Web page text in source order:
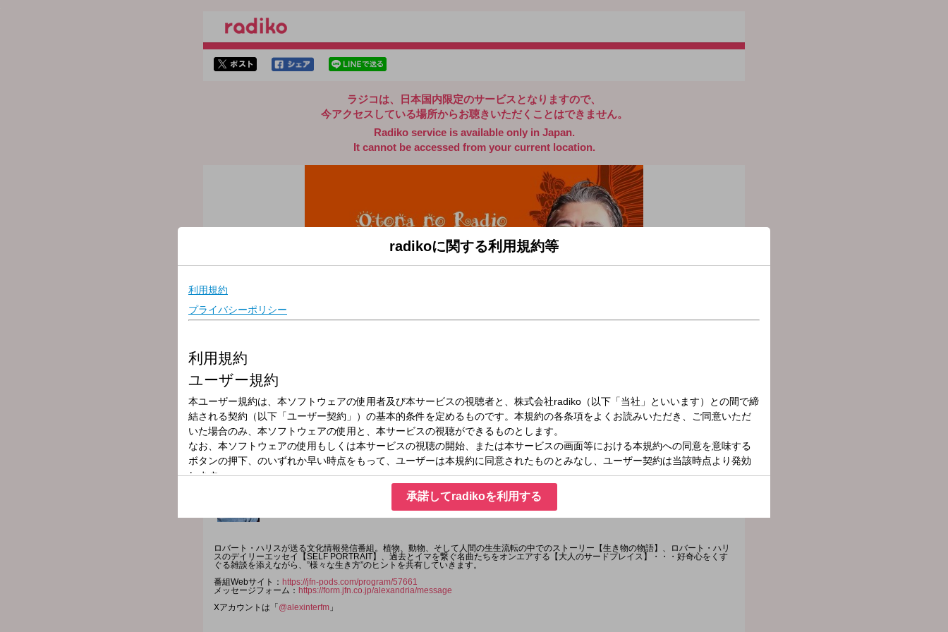
ラジコは、日本国内限定のサービスとなりますので、
今アクセスしている場所からお聴きいただくことはできません。
Radiko service is available only in Japan.
It cannot be accessed from your current location.
放送局
放送時間
2026年6月4日（木）11:00～12:55
番組名
Otona no Radio Alexandria
ロバート・ハリスが送る文化情報発信番組。植物、動物、そして人間の生生流転の中でのストーリー【生き物の物語】、ロバート・ハリ
スのデイリーエッセイ【SELF PORTRAIT】、過去とイマを繋ぐ名曲たちをオンエアする【大人のサードプレイス】・・・好奇心をくす
ぐる雑談を添えながら、”様々な生き方”のヒントを共有していきます。
番組Webサイト： https://jfn-pods.com/program/57661
メッセージフォーム： https://form.jfn.co.jp/alexandria/message
Xアカウントは「 @alexinterfm 」
radikoに関する利用規約等
承諾してradikoを利用する